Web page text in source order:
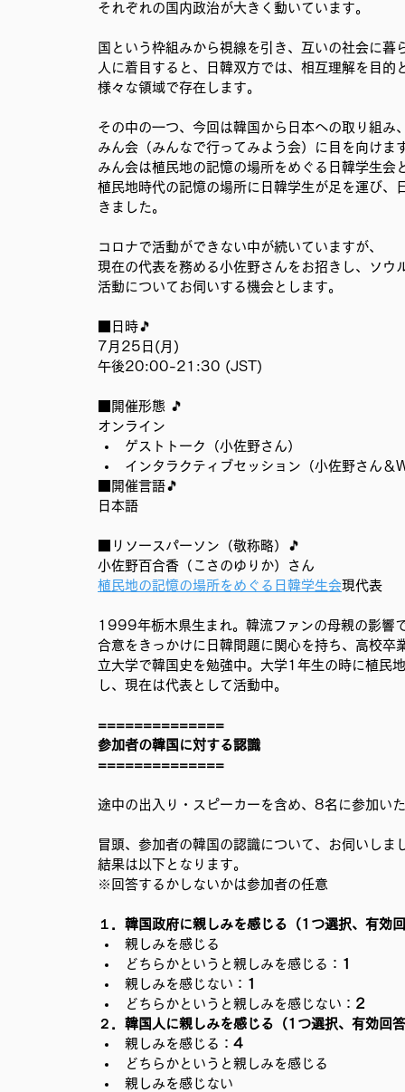
それぞれの国内政治が大きく動いています。
国という枠組みから視線を引き、互いの社会に暮
人に着目すると、日韓双方では、相互理解を目的
様々な領域で存在します。
その中の一つ、今回は韓国から日本への取り組み
みん会（みんなで行ってみよう会）に目を向けま
みん会は植民地の記憶の場所をめぐる日韓学生会
植民地時代の記憶の場所に日韓学生が足を運び
きました。
コロナで活動ができない中が続いていますが、
現在の代表を務める小佐野さんをお招きし、ソウ
活動についてお伺いする機会とします。
■日時🎵
7月25日(月)
午後20:00-21:30 (JST)
■開催形態 🎵
オンライン
ゲストトーク（小佐野さん）
インタラクティブセッション（小佐野さん
■開催言語🎵
日本語
■リソースパーソン（敬称略）🎵
小佐野百合香（こさのゆりか）さん
植民地の記憶の場所をめぐる日韓学生会現代表
1999年栃木県生まれ。韓流ファンの母親の影
合意をきっかけに日韓問題に関心を持ち、高校
立大学で韓国史を勉強中。大学1年生の時に植民
し、現在は代表として活動中。
==============
参加者の韓国に対する認識
==============
途中の出入り・スピーカーを含め、8名に参加い
冒頭、参加者の韓国の認識について、お伺いしま
結果は以下となります。
※回答するかしないかは参加者の任意
１．韓国政府に親しみを感じる（1つ選択、有効
親しみを感じる
どちらかというと親しみを感じる： 1
親しみを感じない： 1
どちらかというと親しみを感じない： 2
２．韓国人に親しみを感じる（1つ選択、有効回
親しみを感じる： 4
どちらかというと親しみを感じる
親しみを感じない